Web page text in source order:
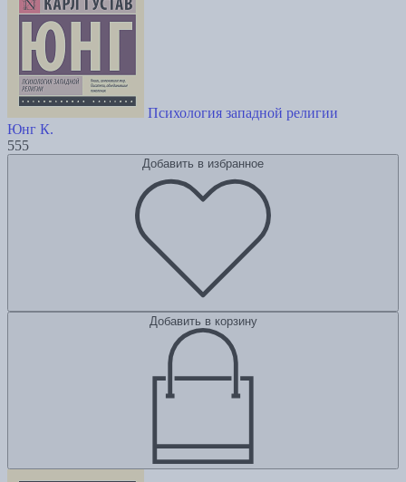
Психология западной религии
Юнг К.
555
Добавить в избранное
Добавить в корзину